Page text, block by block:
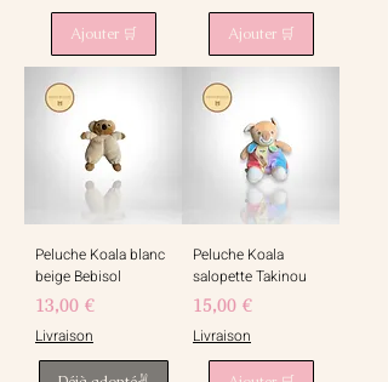
Ajouter 🛒 Ajouter 🛒
Peluche Koala blanc
beige Bebisol
Prix
13,00 €
Livraison
Peluche Koala
salopette Takinou
Prix
15,00 €
Livraison